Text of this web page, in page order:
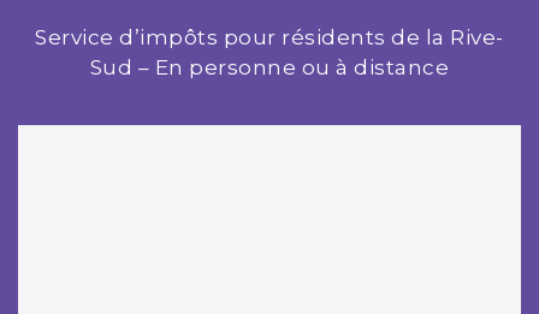
Service d’impôts pour résidents de la Rive-
Sud – En personne ou à distance